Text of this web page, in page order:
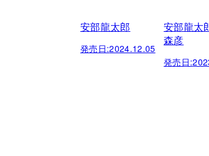
安部龍太郎
発売日:2024.12.05
安部龍太
森彦
発売日: